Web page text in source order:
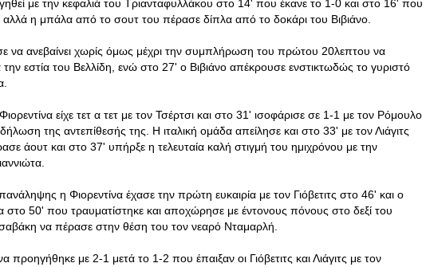
με την κεφαλιά του Τριανταφυλλάκου στο 14' που έκανε το 1-0 και στο 16' που
αλλά η μπάλα από το σουτ του πέρασε δίπλα από το δοκάρι του Βιβιάνο.
να ανεβαίνει χωρίς όμως μέχρι την συμπλήρωση του πρώτου 20λεπτου να
την εστία του Βελλίδη, ενώ στο 27' ο Βιβιάνο απέκρουσε ενστικτωδώς το γυριστό
είχε τετ α τετ με τον Τσέρτσι και στο 31' ισοφάρισε σε 1-1 με τον Ρόμουλο
της αντεπίθεσής της. Η ιταλική ομάδα απείλησε και στο 33' με τον Λιάγιτς
άουτ και στο 37' υπήρξε η τελευταία καλή στιγμή του ημιχρόνου με την
η Φιορεντίνα έχασε την πρώτη ευκαιρία με τον Γιόβετιτς στο 46' και ο
στο 50' που τραυματίστηκε και αποχώρησε με έντονους πόνους στο δεξί του
να πέρασε στην θέση του τον νεαρό Νταμαρλή.
προηγήθηκε με 2-1 μετά το 1-2 που έπαιξαν οι Γιόβετιτς και Λιάγιτς με τον